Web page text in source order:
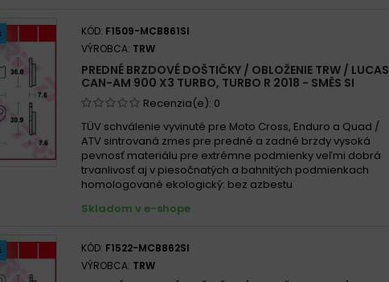
KÓD: F1509-MCB861SI
VÝROBCA: TRW
PREDNÉ BRZDOVÉ DOŠTIČKY / OBLOŽENIE TRW / LUCAS
CAN-AM 900 X3 TURBO, TURBO R 2018 - SMĚS SI
Recenzia(e): 0
TÜV schválenie vyvinuté pre Moto Cross, Enduro a Quad /
ATV sintrovaná zmes pre predné a zadné brzdy vysoká
pevnosť materiálu pre extrémne podmienky veľmi dobrá
trvanlivosť aj v piesočnatých a bahnitých podmienkach
homologované ekologický: bez azbestu
Skladom v e-shope
KÓD: F1522-MCB862SI
VÝROBCA: TRW